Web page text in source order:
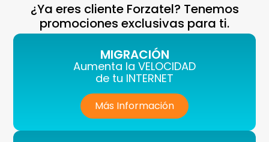
¿Ya eres cliente Forzatel? Tenemos
promociones exclusivas para ti.
MIGRACIÓN
Aumenta la VELOCIDAD
de tu INTERNET
Más Información